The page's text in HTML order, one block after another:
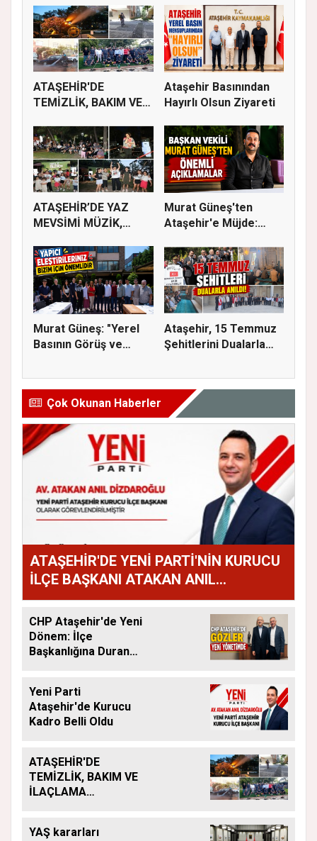
ATAŞEHİR'DE
TEMİZLİK, BAKIM VE
Ataşehir Basınından
Hayırlı Olsun Ziyareti
ATAŞEHİR’DE YAZ
MEVSİMİ MÜZİK,
Murat Güneş'ten
Ataşehir'e Müjde:
Murat Güneş: "Yerel
Basının Görüş ve
Ataşehir, 15 Temmuz
Şehitlerini Dualarla
Çok Okunan Haberler
ATAŞEHİR'DE YENİ PARTİ'NİN KURUCU
İLÇE BAŞKANI ATAKAN ANIL
DİZDAROĞLU OLDU
CHP Ataşehir'de Yeni
Dönem: İlçe
Başkanlığına Duran
Yeni Parti
Ataşehir'de Kurucu
Kadro Belli Oldu
ATAŞEHİR'DE
TEMİZLİK, BAKIM VE
İLAÇLAMA
YAŞ kararları